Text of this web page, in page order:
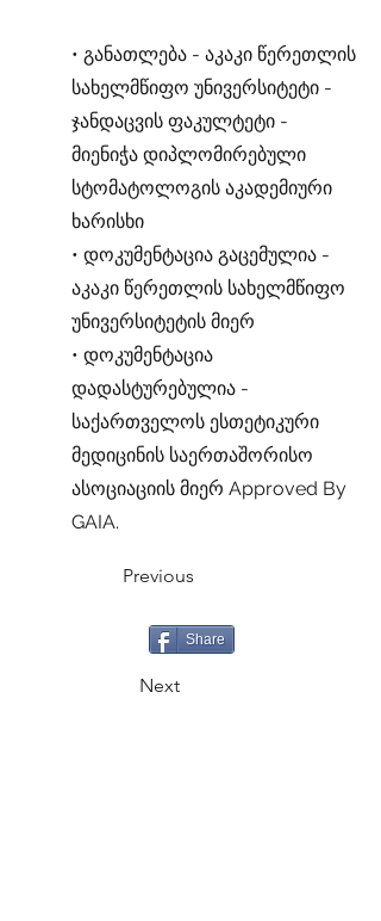
• განათლება - აკაკი წერეთლის
სახელმწიფო უნივერსიტეტი -
ჯანდაცვის ფაკულტეტი -
მიენიჭა დიპლომირებული
სტომატოლოგის აკადემიური
ხარისხი
• დოკუმენტაცია გაცემულია -
აკაკი წერეთლის სახელმწიფო
უნივერსიტეტის მიერ
• დოკუმენტაცია
დადასტურებულია -
საქართველოს ესთეტიკური
მედიცინის საერთაშორისო
ასოციაციის მიერ Approved By
GAIA.
Previous
Share
Next